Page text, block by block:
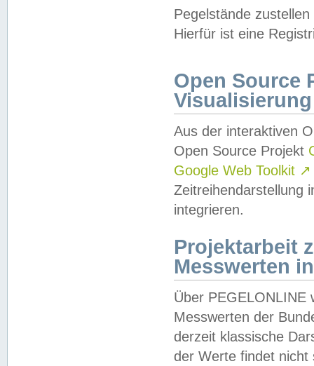
Pegelstände
Hierfür ist eine
Open Source
Visualisierung
Aus der interaktiven
Open Source Projekt
Google Web Toolkit ↗
Zeitreihendarstellung
integrieren.
Projektarbeit
Messwerten
Über PEGELONLINE
Messwerten der
derzeit klassische
der Werte findet